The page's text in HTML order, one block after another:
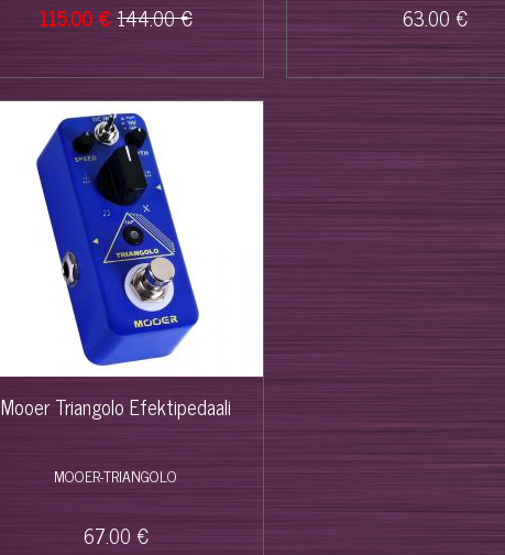
115.00 €144.00 € 63.00 €
Mooer Triangolo Efektipedaali
MOOER-TRIANGOLO
67.00 €